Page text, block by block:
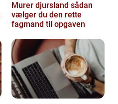
Murer djursland sådan
vælger du den rette
fagmand til opgaven